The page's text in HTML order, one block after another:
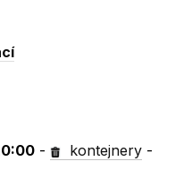
- kontejnery -